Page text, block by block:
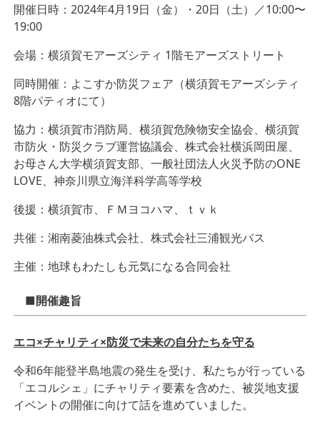
開催日時：2024年4月19日（金）・20日（土）／10:00〜
19:00
会場：横須賀モアーズシティ 1階モアーズストリート
同時開催：よこすか防災フェア（横須賀モアーズシティ
8階パティオにて）
協力：横須賀市消防局、横須賀危険物安全協会、横須賀
市防火・防災クラブ運営協議会、株式会社横浜岡田屋、
お母さん大学横須賀支部、一般社団法人火災予防のONE
LOVE、神奈川県立海洋科学高等学校
後援：横須賀市、ＦＭヨコハマ、ｔｖｋ
共催：湘南菱油株式会社、株式会社三浦観光バス
主催：地球もわたしも元気になる合同会社
■開催趣旨
エコ×チャリティ×防災で未来の自分たちを守る
令和6年能登半島地震の発生を受け、私たちが行っている
「エコルシェ」にチャリティ要素を含めた、被災地支援
イベントの開催に向けて話を進めていました。